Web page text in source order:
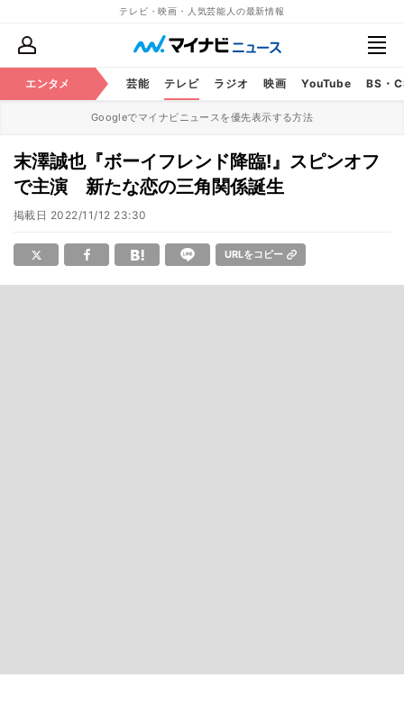
テレビ・映画・人気芸能人の最新情報
エンタメ 芸能 テレビ ラジオ 映画 YouTube BS・
Googleでマイナビニュースを優先表示する方法
末澤誠也『ボーイフレンド降臨!』スピンオフ
で主演 新たな恋の三角関係誕生
掲載日 2022/11/12 23:30
URLをコピー